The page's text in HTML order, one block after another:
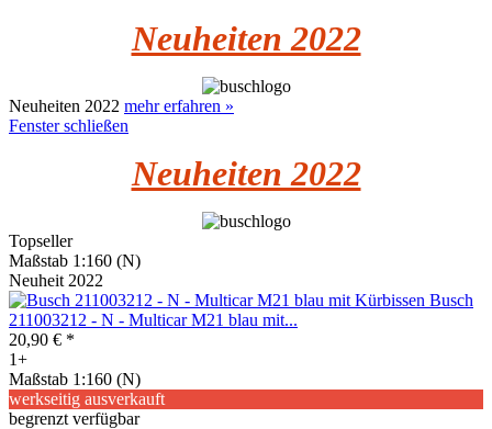
Neuheiten 2022
Neuheiten 2022 mehr erfahren »
Fenster schließen
Neuheiten 2022
Topseller
Maßstab 1:160 (N)
Neuheit 2022
Busch
211003212 - N - Multicar M21 blau mit...
20,90 € *
1+
Maßstab 1:160 (N)
werkseitig ausverkauft
begrenzt verfügbar